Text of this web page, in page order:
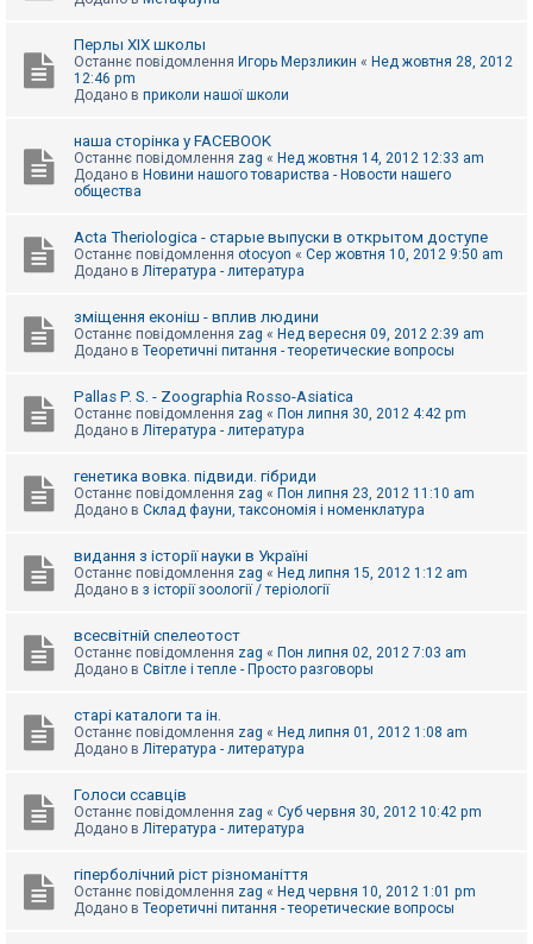
Перлы ХІХ школы
Останнє повідомлення Игорь Мерзликин « Нед жовтня 28, 2012
12:46 pm
Додано в приколи нашої школи
наша сторінка у FACEBOOK
Останнє повідомлення zag « Нед жовтня 14, 2012 12:33 am
Додано в Новини нашого товариства - Новости нашего
общества
Acta Theriologica - старые выпуски в открытом доступе
Останнє повідомлення otocyon « Сер жовтня 10, 2012 9:50 am
Додано в Література - литература
зміщення еконіш - вплив людини
Останнє повідомлення zag « Нед вересня 09, 2012 2:39 am
Додано в Теоретичні питання - теоретические вопросы
Pallas P. S. - Zoographia Rosso-Asiatica
Останнє повідомлення zag « Пон липня 30, 2012 4:42 pm
Додано в Література - литература
генетика вовка. підвиди. гібриди
Останнє повідомлення zag « Пон липня 23, 2012 11:10 am
Додано в Склад фауни, таксономія і номенклатура
видання з історії науки в Україні
Останнє повідомлення zag « Нед липня 15, 2012 1:12 am
Додано в з історії зоології / теріології
всесвітній спелеотост
Останнє повідомлення zag « Пон липня 02, 2012 7:03 am
Додано в Світле і тепле - Просто разговоры
старі каталоги та ін.
Останнє повідомлення zag « Нед липня 01, 2012 1:08 am
Додано в Література - литература
Голоси ссавців
Останнє повідомлення zag « Суб червня 30, 2012 10:42 pm
Додано в Література - литература
гіперболічний ріст різноманіття
Останнє повідомлення zag « Нед червня 10, 2012 1:01 pm
Додано в Теоретичні питання - теоретические вопросы